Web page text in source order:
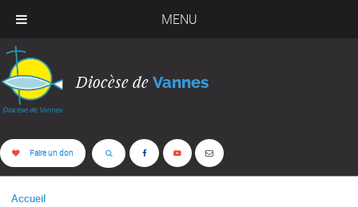
MENU
Diocèse de Vannes
Faire un don
Accueil